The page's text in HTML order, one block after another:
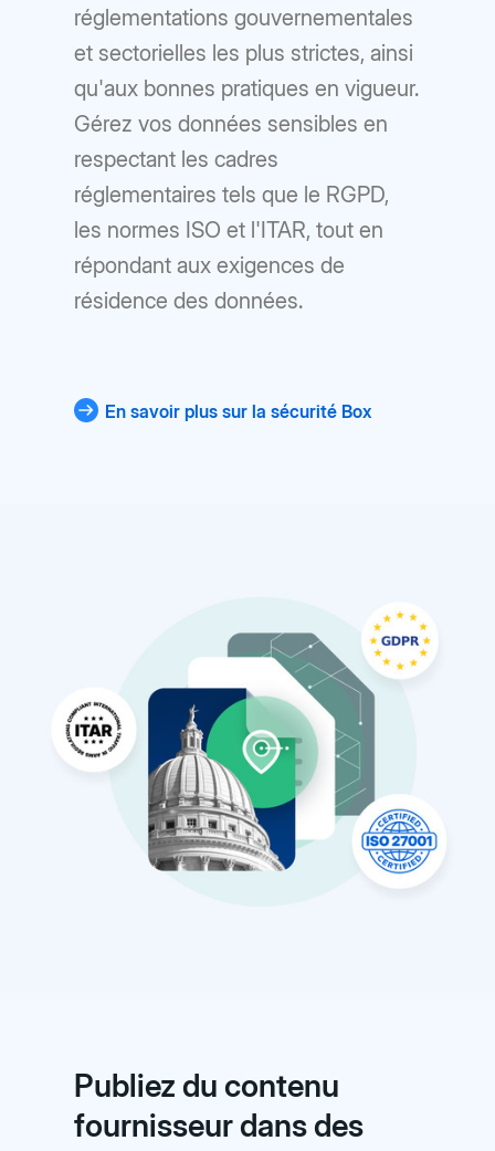
réglementations gouvernementales
et sectorielles les plus strictes, ainsi
qu'aux bonnes pratiques en vigueur.
Gérez vos données sensibles en
respectant les cadres
réglementaires tels que le RGPD,
les normes ISO et l'ITAR, tout en
répondant aux exigences de
résidence des données.
En savoir plus sur la sécurité Box
Publiez du contenu
fournisseur dans des